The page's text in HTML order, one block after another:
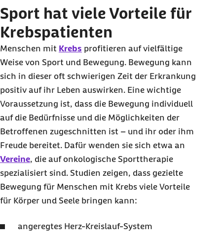
Sport hat viele Vorteile für
Krebspatienten
Menschen mit Krebs profitieren auf vielfältige
Weise von Sport und Bewegung. Bewegung kann
sich in dieser oft schwierigen Zeit der Erkrankung
positiv auf ihr Leben auswirken. Eine wichtige
Voraussetzung ist, dass die Bewegung individuell
auf die Bedürfnisse und die Möglichkeiten der
Betroffenen zugeschnitten ist – und ihr oder ihm
Freude bereitet. Dafür wenden sie sich etwa an
Vereine, die auf onkologische Sporttherapie
spezialisiert sind. Studien zeigen, dass gezielte
Bewegung für Menschen mit Krebs viele Vorteile
für Körper und Seele bringen kann:
angeregtes Herz-Kreislauf-System